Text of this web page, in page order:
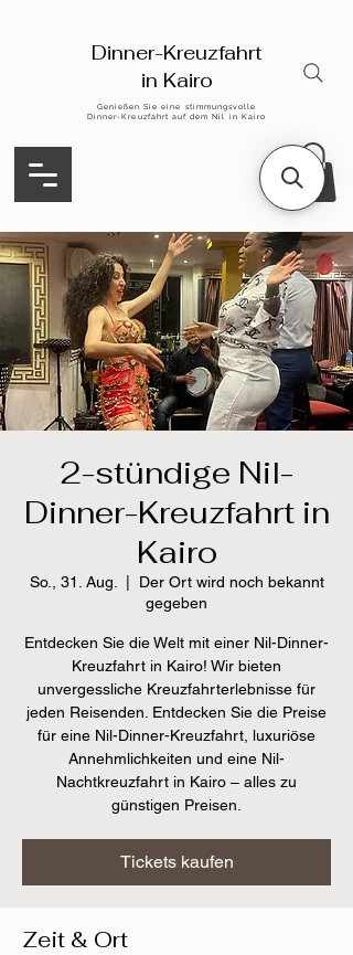
Dinner-Kreuzfahrt
in Kairo
Genießen Sie eine stimmungsvolle
Dinner-Kreuzfahrt auf dem Nil in Kairo
2-stündige Nil-
Dinner-Kreuzfahrt in
Kairo
So., 31. Aug.
Der Ort wird noch bekannt
gegeben
Entdecken Sie die Welt mit einer Nil-Dinner-
Kreuzfahrt in Kairo! Wir bieten
unvergessliche Kreuzfahrterlebnisse für
jeden Reisenden. Entdecken Sie die Preise
für eine Nil-Dinner-Kreuzfahrt, luxuriöse
Annehmlichkeiten und eine Nil-
Nachtkreuzfahrt in Kairo – alles zu
günstigen Preisen.
Tickets kaufen
Zeit & Ort